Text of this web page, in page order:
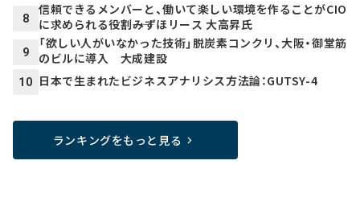
8
信頼できるメンバーと、働いて楽しい環境を作ることがCIO
に求められる役割――みずほリース 大高昇氏
9
「欲しい人がいなかった技術」脱炭素コンクリ、大阪・御堂筋
のビルに導入 大成建設
10 日本で生まれたビジネスアナリシス方法論：GUTSY-4
ランキングをもっと見る